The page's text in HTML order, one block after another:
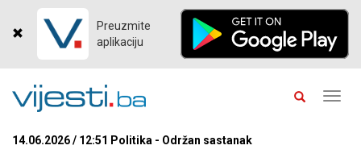
Preuzmite
aplikaciju
14.06.2026 / 12:51 Politika - Održan sastanak